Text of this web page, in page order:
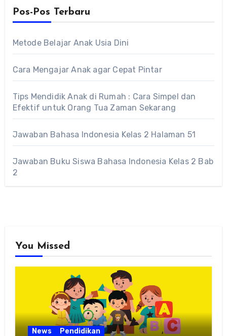
Pos-Pos Terbaru
Metode Belajar Anak Usia Dini
Cara Mengajar Anak agar Cepat Pintar
Tips Mendidik Anak di Rumah : Cara Simpel dan
Efektif untuk Orang Tua Zaman Sekarang
Jawaban Bahasa Indonesia Kelas 2 Halaman 51
Jawaban Buku Siswa Bahasa Indonesia Kelas 2 Bab
2
You Missed
News Pendidikan